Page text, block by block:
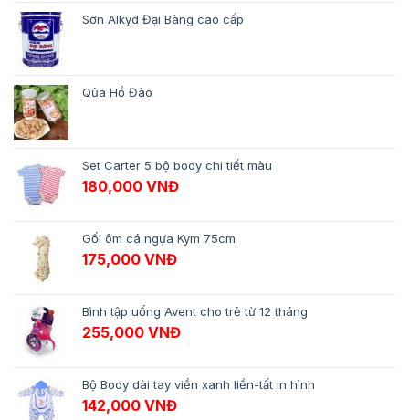
Sơn Alkyd Đại Bàng cao cấp
Qủa Hồ Đào
Set Carter 5 bộ body chi tiết màu
180,000 VNĐ
Gối ôm cá ngựa Kym 75cm
175,000 VNĐ
Bình tập uống Avent cho trẻ từ 12 tháng
255,000 VNĐ
Bộ Body dài tay viền xanh liền-tất in hình
142,000 VNĐ